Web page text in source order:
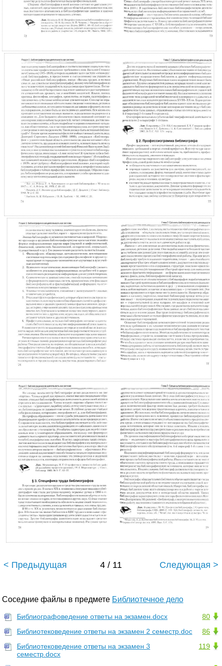
< Предыдущая 4 / 11 Следующая >
Соседние файлы в предмете Библиотечное дело
80
Библиографоведение ответы на экзамен.docx
86
Библиотековедение ответы на экзамен 2 семестр.doc
119
Библиотековедение ответы на экзамен 3
семестр.docx